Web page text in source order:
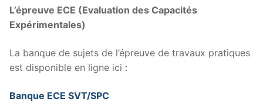
L’épreuve ECE (Evaluation des Capacités
Expérimentales)
La banque de sujets de l’épreuve de travaux pratiques
est disponible en ligne ici :
Banque ECE SVT/SPC